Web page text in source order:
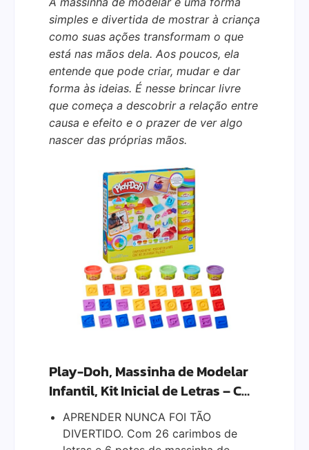
simples e divertida de mostrar à criança
como suas ações transformam o que
está nas mãos dela. Aos poucos, ela
entende que pode criar, mudar e dar
forma às ideias. É nesse brincar livre
que começa a descobrir a relação entre
causa e efeito e o prazer de ver algo
nascer das próprias mãos.
Play-Doh, Massinha de Modelar
Infantil, Kit Inicial de Letras – C…
APRENDER NUNCA FOI TÃO
DIVERTIDO. Com 26 carimbos de